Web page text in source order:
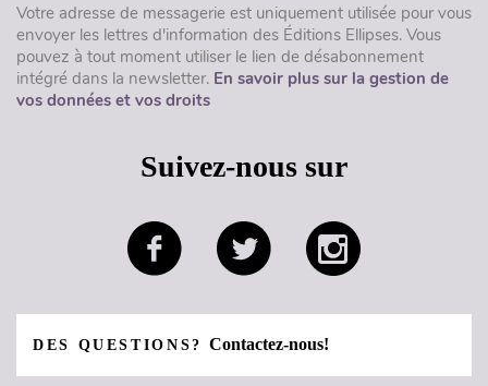
Votre adresse de messagerie est uniquement utilisée pour vous
envoyer les lettres d'information des Éditions Ellipses. Vous
pouvez à tout moment utiliser le lien de désabonnement
intégré dans la newsletter. En savoir plus sur la gestion de
vos données et vos droits
Suivez-nous sur
DES QUESTIONS?Contactez-nous!